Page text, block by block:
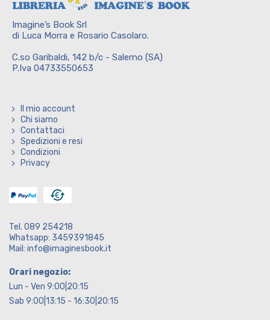
Imagine’s Book Srl
di Luca Morra e Rosario Casolaro.
C.so Garibaldi, 142 b/c - Salerno (SA)
P.Iva 04733550653
Il mio account
Chi siamo
Contattaci
Spedizioni e resi
Condizioni
Privacy
Tel. 089 254218
Whatsapp: 3459391845
Mail: info@imaginesbook.it
Orari negozio:
Lun - Ven 9:00|20:15
Sab 9:00|13:15 - 16:30|20:15